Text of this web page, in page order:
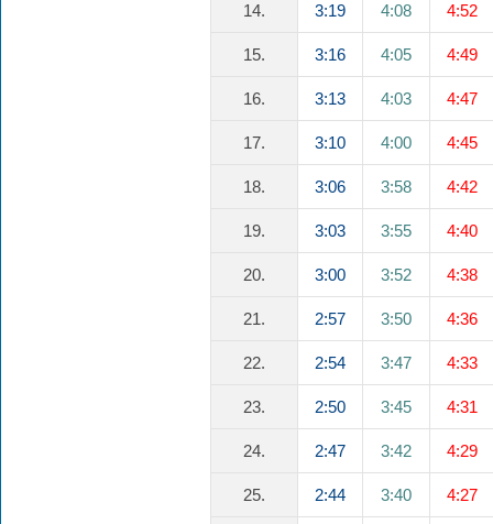
14. 3:19 4:08 4:52
15. 3:16 4:05 4:49
16. 3:13 4:03 4:47
17. 3:10 4:00 4:45
18. 3:06 3:58 4:42
19. 3:03 3:55 4:40
20. 3:00 3:52 4:38
21. 2:57 3:50 4:36
22. 2:54 3:47 4:33
23. 2:50 3:45 4:31
24. 2:47 3:42 4:29
25. 2:44 3:40 4:27